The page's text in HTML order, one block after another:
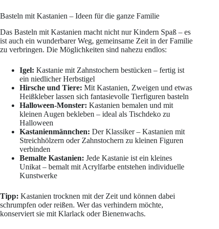
Basteln mit Kastanien – Ideen für die ganze Familie
Das Basteln mit Kastanien macht nicht nur Kindern Spaß – es
ist auch ein wunderbarer Weg, gemeinsame Zeit in der Familie
zu verbringen. Die Möglichkeiten sind nahezu endlos:
Igel: Kastanie mit Zahnstochern bestücken – fertig ist
ein niedlicher Herbstigel
Hirsche und Tiere: Mit Kastanien, Zweigen und etwas
Heißkleber lassen sich fantasievolle Tierfiguren basteln
Halloween-Monster: Kastanien bemalen und mit
kleinen Augen bekleben – ideal als Tischdeko zu
Halloween
Kastanienmännchen: Der Klassiker – Kastanien mit
Streichhölzern oder Zahnstochern zu kleinen Figuren
verbinden
Bemalte Kastanien: Jede Kastanie ist ein kleines
Unikat – bemalt mit Acrylfarbe entstehen individuelle
Kunstwerke
Tipp: Kastanien trocknen mit der Zeit und können dabei
schrumpfen oder reißen. Wer das verhindern möchte,
konserviert sie mit Klarlack oder Bienenwachs.